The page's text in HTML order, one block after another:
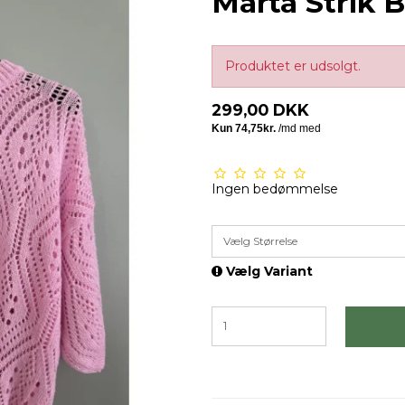
Produktet er udsolgt.
299,00 DKK
Ingen bedømmelse
Vælg Størrelse
Vælg Variant